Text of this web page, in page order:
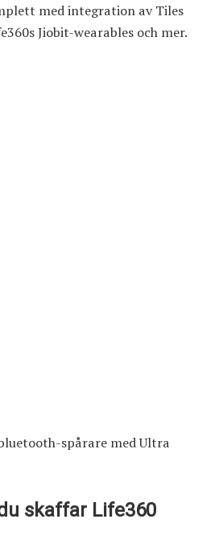
med integration av Tiles
Jiobit-wearables och mer.
spårare med Ultra
skaffar Life360